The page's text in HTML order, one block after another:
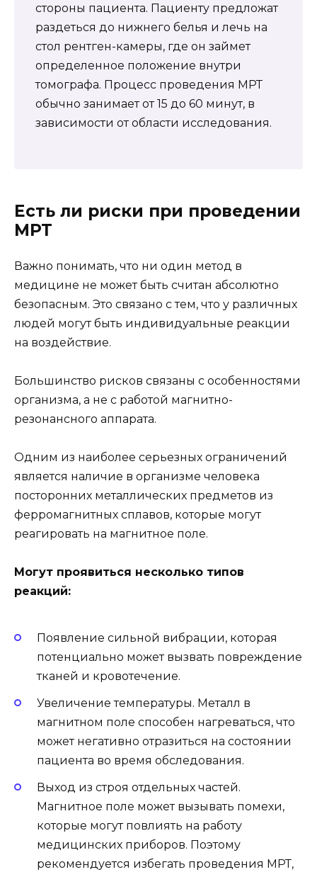
стороны пациента. Пациенту предложат
раздеться до нижнего белья и лечь на
стол рентген-камеры, где он займет
определенное положение внутри
томографа. Процесс проведения МРТ
обычно занимает от 15 до 60 минут, в
зависимости от области исследования.
Есть ли риски при проведении
МРТ
Важно понимать, что ни один метод в
медицине не может быть считан абсолютно
безопасным. Это связано с тем, что у различных
людей могут быть индивидуальные реакции
на воздействие.
Большинство рисков связаны с особенностями
организма, а не с работой магнитно-
резонансного аппарата.
Одним из наиболее серьезных ограничений
является наличие в организме человека
посторонних металлических предметов из
ферромагнитных сплавов, которые могут
реагировать на магнитное поле.
Могут проявиться несколько типов
реакций:
Появление сильной вибрации, которая
потенциально может вызвать повреждение
тканей и кровотечение.
Увеличение температуры. Металл в
магнитном поле способен нагреваться, что
может негативно отразиться на состоянии
пациента во время обследования.
Выход из строя отдельных частей.
Магнитное поле может вызывать помехи,
которые могут повлиять на работу
медицинских приборов. Поэтому
рекомендуется избегать проведения МРТ,